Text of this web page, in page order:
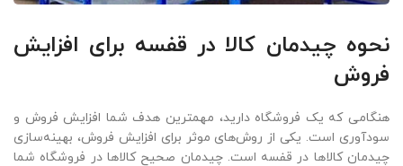
نحوه چیدمان کالا در قفسه برای افزایش
فروش
هنگامی که یک فروشگاه دارید، مهمترین هدف شما افزایش فروش و
سودآوری است. یکی از روش‌های موثر برای افزایش فروش، بهینه‌سازی
چیدمان کالاها در قفسه است. چیدمان صحیح کالاها در فروشگاه شما